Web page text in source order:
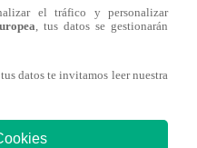
todo llegará en su
quiero darme un
el tráfico y personalizar
, tus datos se gestionarán
datos te invitamos leer nuestra